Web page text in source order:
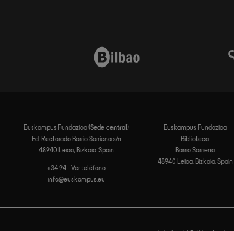
Euskampus Fundazioa (Sede central )
Ed. Rectorado Barrio Sarriena s/n
48940 Leioa, Bizkaia. Spain
+34 94... Ver teléfono
info@euskampus.eu
Euskampus Fundazioa
Biblioteca
Barrio Sarriena
48940 Leioa, Bizkaia. Spain